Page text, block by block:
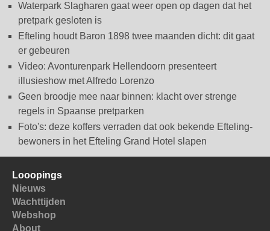
Waterpark Slagharen gaat weer open op dagen dat het
pretpark gesloten is
Efteling houdt Baron 1898 twee maanden dicht: dit gaat
er gebeuren
Video: Avonturenpark Hellendoorn presenteert
illusieshow met Alfredo Lorenzo
Geen broodje mee naar binnen: klacht over strenge
regels in Spaanse pretparken
Foto's: deze koffers verraden dat ook bekende Efteling-
bewoners in het Efteling Grand Hotel slapen
Looopings
Nieuws
Wachttijden
Webshop
About